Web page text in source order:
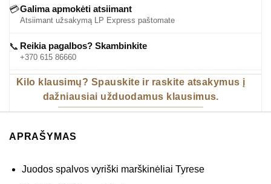
💳Galima apmokėti atsiimant
Atsiimant užsakymą LP Express paštomate
📞 Reikia pagalbos? Skambinkite
+370 615 86660
Kilo klausimų? Spauskite ir raskite atsakymus į
dažniausiai užduodamus klausimus.
APRAŠYMAS
Juodos spalvos vyriški marškinėliai Tyrese